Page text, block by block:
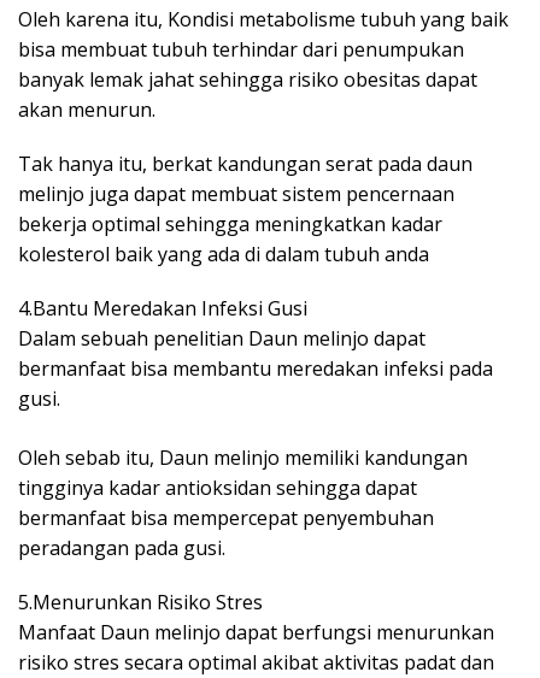
Oleh karena itu, Kondisi metabolisme tubuh yang baik
bisa membuat tubuh terhindar dari penumpukan
banyak lemak jahat sehingga risiko obesitas dapat
akan menurun.
Tak hanya itu, berkat kandungan serat pada daun
melinjo juga dapat membuat sistem pencernaan
bekerja optimal sehingga meningkatkan kadar
kolesterol baik yang ada di dalam tubuh anda
4.Bantu Meredakan Infeksi Gusi
Dalam sebuah penelitian Daun melinjo dapat
bermanfaat bisa membantu meredakan infeksi pada
gusi.
Oleh sebab itu, Daun melinjo memiliki kandungan
tingginya kadar antioksidan sehingga dapat
bermanfaat bisa mempercepat penyembuhan
peradangan pada gusi.
5.Menurunkan Risiko Stres
Manfaat Daun melinjo dapat berfungsi menurunkan
risiko stres secara optimal akibat aktivitas padat dan